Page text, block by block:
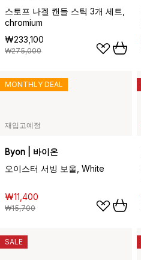
스토프 나겔 캔들 스틱 3개 세트,
chromium
₩233,100
₩275,000
재입고예정
Byon | 바이온
오이스터 서빙 보울, White
₩11,400
₩15,700
MONTHLY DEAL
SALE